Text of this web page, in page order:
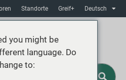
Standorte Greif+ Deutsch
you might be
language. Do
to: